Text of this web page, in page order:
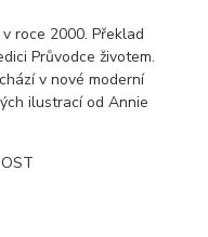
roce 2000. Překlad
Průvodce životem.
v nové moderní
ilustrací od Annie